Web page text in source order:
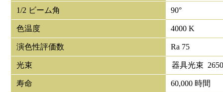
1/2 ビーム角 90°
色温度 4000 K
演色性評価数 Ra 75
光束 器具光束
寿命 60,000 時間